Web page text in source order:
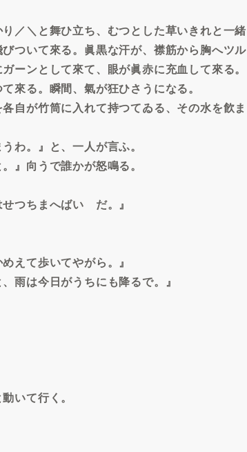
／＼と舞ひ立ち、むつとした草いきれと一緒
ついて來る。眞黒な汗が、襟筋から胸へツル
ーンとして來て、眼が眞赤に充血して來る。
來る。瞬間、氣が狂ひさうになる。
自が竹筒に入れて持つてゐる、その水を飮ま
わ。』と、一人が言ふ。
』向うで誰かが怒鳴る。
つちまへばいゝだ。』
えて歩いてやがら。』
雨は今日がうちにも降るで。』
いて行く。